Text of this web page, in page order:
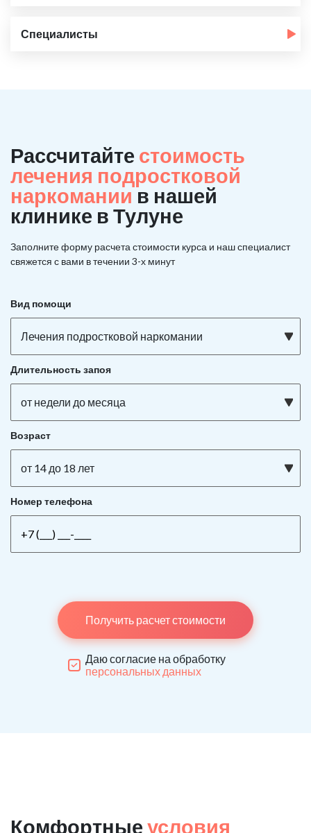
Специалисты
Рассчитайте стоимость
лечения подростковой
наркоманиив нашей
клинике в Тулуне
Заполните форму расчета стоимости курса и наш специалист
свяжется с вами в течении 3-х минут
Вид помощи
Лечения подростковой наркомании
Длительность запоя
от недели до месяца
Возраст
от 14 до 18 лет
Номер телефона
Получить расчет стоимости
Даю согласие на обработку
персональных данных
Комфортные условия